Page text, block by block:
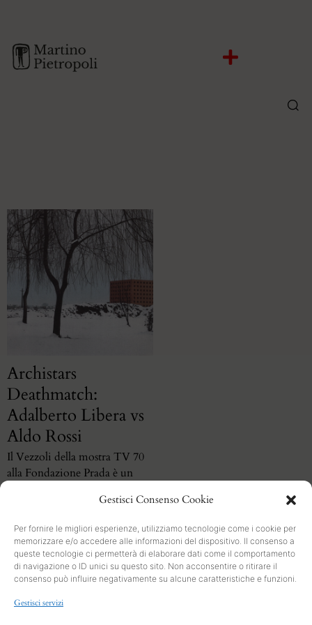
Gestisci Consenso Cookie
Per fornire le migliori esperienze, utilizziamo tecnologie come i cookie per
memorizzare e/o accedere alle informazioni del dispositivo. Il consenso a
queste tecnologie ci permetterà di elaborare dati come il comportamento
di navigazione o ID unici su questo sito. Non acconsentire o ritirare il
consenso può influire negativamente su alcune caratteristiche e funzioni.
Gestisci servizi
Archistars
Deathmatch:
Adalberto Libera vs
Aldo Rossi
Il Vezzoli della mostra TV 70
alla Fondazione Prada è un
SEARCH